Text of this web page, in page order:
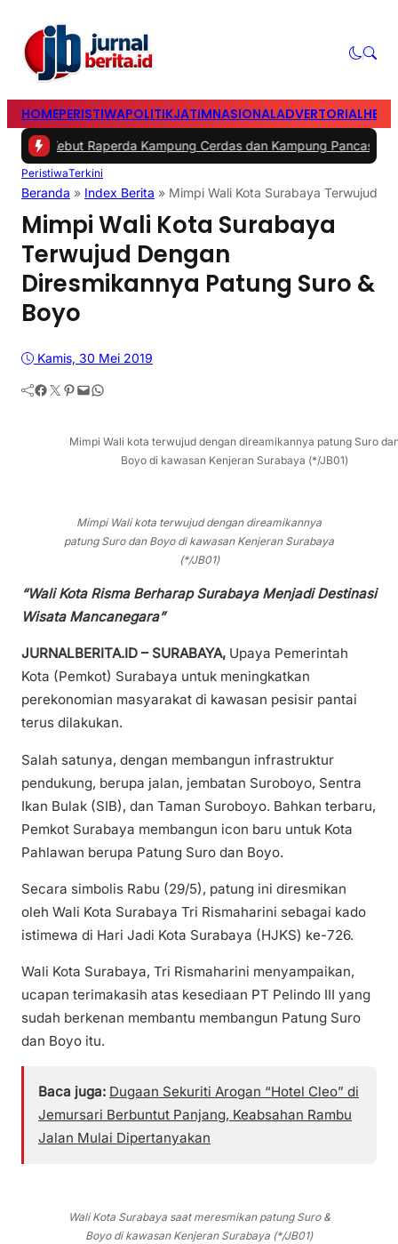
HOMEPERISTIWAPOLITIKJATIMNASIONALADVERTORIAL
Raperda Kampung Cerdas dan Kampung Pancasila dalam 30 Hari
PeristiwaTerkini
Beranda » Index Berita » Mimpi Wali Kota Surabaya Terwujud
Mimpi Wali Kota Surabaya
Terwujud Dengan
Diresmikannya Patung Suro &
Boyo
Kamis, 30 Mei 2019
Facebook Twitter Pinterest Mail WhatsApp
Mimpi Wali kota terwujud dengan direamikannya patung Suro
Boyo di kawasan Kenjeran Surabaya (*/JB01)
Mimpi Wali kota terwujud dengan direamikannya
patung Suro dan Boyo di kawasan Kenjeran Surabaya
(*/JB01)
“Wali Kota Risma Berharap Surabaya Menjadi Destinasi
Wisata Mancanegara”
JURNALBERITA.ID – SURABAYA, Upaya Pemerintah
Kota (Pemkot) Surabaya untuk meningkatkan
perekonomian masyarakat di kawasan pesisir pantai
terus dilakukan.
Salah satunya, dengan membangun infrastruktur
pendukung, berupa jalan, jembatan Suroboyo, Sentra
Ikan Bulak (SIB), dan Taman Suroboyo. Bahkan terbaru,
Pemkot Surabaya membangun icon baru untuk Kota
Pahlawan berupa Patung Suro dan Boyo.
Secara simbolis Rabu (29/5), patung ini diresmikan
oleh Wali Kota Surabaya Tri Rismaharini sebagai kado
istimewa di Hari Jadi Kota Surabaya (HJKS) ke-726.
Wali Kota Surabaya, Tri Rismaharini menyampaikan,
ucapan terimakasih atas kesediaan PT Pelindo III yang
sudah berkenan membantu membangun Patung Suro
dan Boyo itu.
Baca juga: Dugaan Sekuriti Arogan “Hotel Cleo” di
Jemursari Berbuntut Panjang, Keabsahan Rambu
Jalan Mulai Dipertanyakan
Wali Kota Surabaya saat meresmikan patung Suro &
Boyo di kawasan Kenjeran Surabaya (*/JB01)